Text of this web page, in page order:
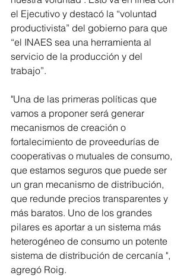
el Ejecutivo y destacó la “voluntad
productivista” del gobierno para que
“el INAES sea una herramienta al
servicio de la producción y del
trabajo”.
"Una de las primeras políticas que
vamos a proponer será generar
mecanismos de creación o
fortalecimiento de proveedurías de
cooperativas o mutuales de consumo,
que estamos seguros que puede ser
un gran mecanismo de distribución,
que redunde precios transparentes y
más baratos. Uno de los grandes
pilares es aportar a un sistema más
heterogéneo de consumo un potente
sistema de distribución de cercanía ",
agregó Roig.